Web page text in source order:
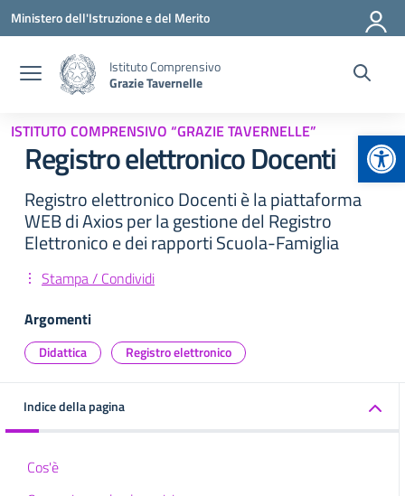
Vai ai contenuti
Vai al menu di navigazione
Vai al footer
Ministero dell'Istruzione e del Merito
Istituto Comprensivo
Grazie Tavernelle
ISTITUTO COMPRENSIVO “GRAZIE TAVERNELLE”
Registro elettronico Docenti
Registro elettronico Docenti è la piattaforma
WEB di Axios per la gestione del Registro
Elettronico e dei rapporti Scuola-Famiglia
Stampa / Condividi
Argomenti
Didattica Registro elettronico
Indice della pagina
Cos'è